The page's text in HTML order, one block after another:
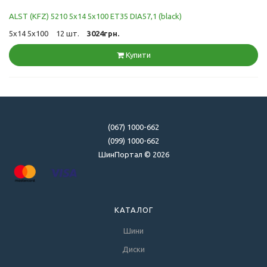
ALST (KFZ) 5210 5x14 5x100 ET35 DIA57,1 (black)
5x14 5x100 12 шт. 3024грн.
Купити
(067) 1000-662
(099) 1000-662
ШинПортал © 2026
КАТАЛОГ
Шини
Диски